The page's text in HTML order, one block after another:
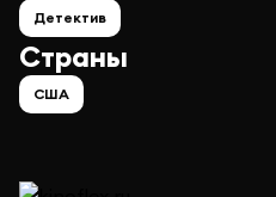
Страны
США
Детектив